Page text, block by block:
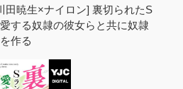
田暁生×ナイロン] 裏切られたS
する奴隷の彼女らと共に奴隷
作る